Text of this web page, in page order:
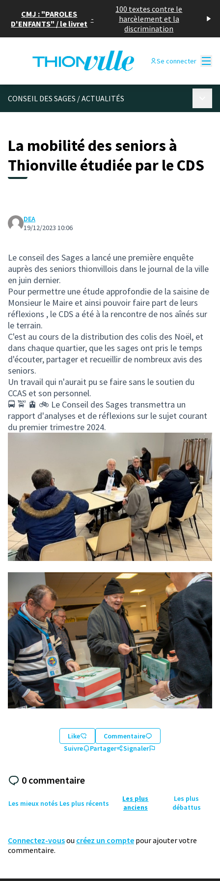
CMJ : "PAROLES
D'ENFANTS" / le livret -
100 textes contre le
harcèlement et la
discrimination
Se connecter
CONSEIL DES SAGES /ACTUALITÉS
La mobilité des seniors à
Thionville étudiée par le CDS
DEA
19/12/2023 10:06
Le conseil des Sages a lancé une première enquête
auprès des seniors thionvillois dans le journal de la ville
en juin dernier.
Pour permettre une étude approfondie de la saisine de
Monsieur le Maire et ainsi pouvoir faire part de leurs
réflexions , le CDS a été à la rencontre de nos aînés sur
le terrain.
C'est au cours de la distribution des colis des Noël, et
dans chaque quartier, que les sages ont pris le temps
d'écouter, partager et recueillir de nombreux avis des
seniors.
Un travail qui n'aurait pu se faire sans le soutien du
CCAS et son personnel.
🚍 🚖 🚊 🚲 Le Conseil des Sages transmettra un
rapport d'analyses et de réflexions sur le sujet courant
du premier trimestre 2024.
Like
Commentaire
Suivre
Partager Signaler
0 commentaire
Les mieux notés Les plus récents
Les plus
anciens
Les plus
débattus
Connectez-vousou créez un compte pour ajouter votre
commentaire.